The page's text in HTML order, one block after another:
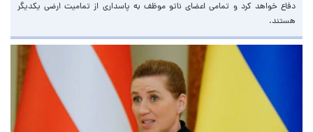
دفاع خواهد کرد و تمامی اعضای ناتو موظف به پاسداری از تمامیت ارضی یکدیگر
هستند.